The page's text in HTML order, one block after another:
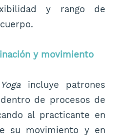
y rango de
y movimiento
incluye patrones
de procesos de
al practicante en
su movimiento y en